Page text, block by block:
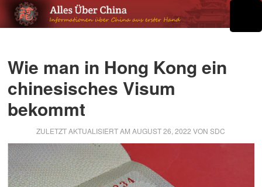
Wie man in Hong Kong ein
chinesisches Visum
bekommt
ZULETZT AKTUALISIERT AMAUGUST 26, 2022 VONSDC